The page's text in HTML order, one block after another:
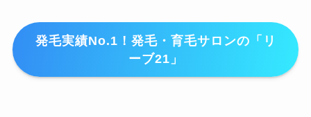
発毛実績No.1！発毛・育毛サロンの「リ
ーブ21」